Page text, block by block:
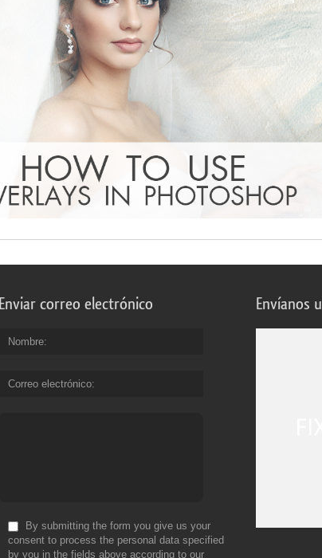
Enviar correo electrónico
Nombre
Correo electrónico
By submitting the form you give us your
consent to process the personal data specified
by you in the fields above according to our
Envíanos